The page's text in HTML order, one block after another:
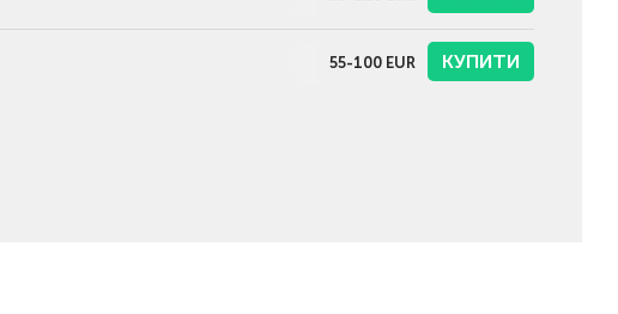
55-100 EUR КУПИТИ